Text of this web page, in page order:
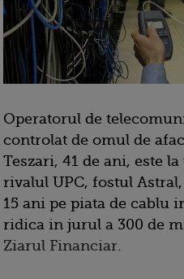
Operatorul de
controlat de omul de
Teszari, 41 de ani, este
rivalul UPC, fostul
15 ani pe piata de cablu
ridica in jurul a 300 de
Ziarul Financiar.